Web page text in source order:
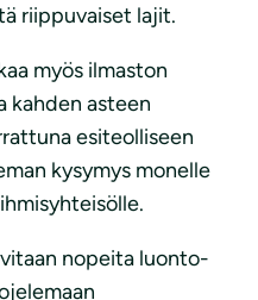
riippuvaiset lajit.
myös ilmaston
kahden asteen
esiteolliseen
kysymys monelle
nopeita luonto-